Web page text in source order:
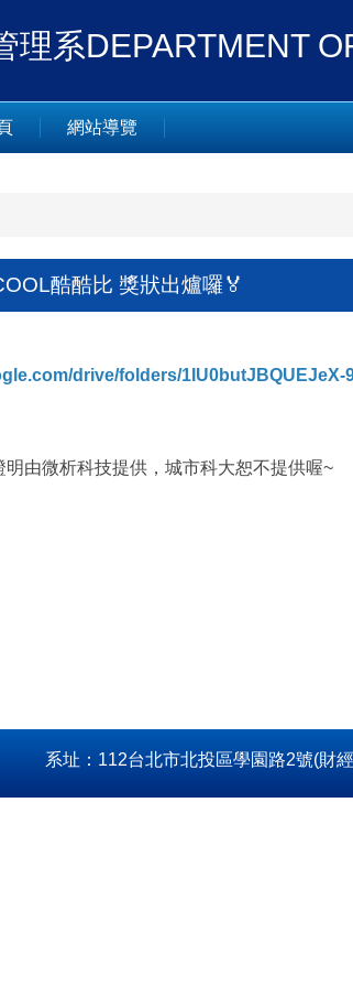
理系DEPARTMENT
網站導覽
酷酷比 獎狀出爐囉🏅
drive/folders/1IU0butJBQUEJeX-
由微析科技提供，城市科大恕不提供喔~
系址：112台北市北投區學園路2號(